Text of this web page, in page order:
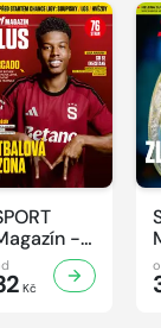
-
2026
Kč